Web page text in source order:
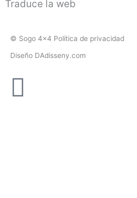
Traduce la web
© Sogo 4x4 Política de privacidad
Diseño DAdisseny.com